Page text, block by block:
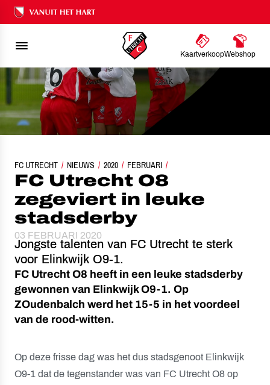
Ons nalatenschap
KaartverkoopWebshop
FC UTRECHT NIEUWS 2020 FEBRUARI
FC UTRECHT O8 ZEGEVIERT IN LEUKE STADSDERBY
FC Utrecht O8
zegeviert in leuke
stadsderby
03 FEBRUARI 2020
Jongste talenten van FC Utrecht te sterk
voor Elinkwijk O9-1.
FC Utrecht O8 heeft in een leuke stadsderby
gewonnen van Elinkwijk O9-1. Op
ZOudenbalch werd het 15-5 in het voordeel
van de rood-witten.
Op deze frisse dag was het dus stadsgenoot Elinkwijk
O9-1 dat de tegenstander was van FC Utrecht O8 op